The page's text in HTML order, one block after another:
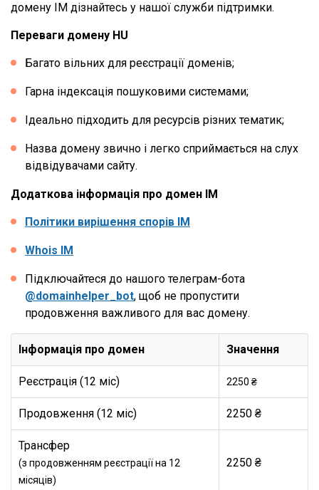
домену IM дізнайтесь у нашої служби підтримки.
Переваги домену HU
Багато вільних для реєстрації доменів;
Гарна індексація пошуковими системами;
Ідеально підходить для ресурсів різних тематик;
Назва домену звично і легко сприймається на слух
відвідувачами сайту.
Додаткова інформація про домен IM
Політики вирішення спорів IM
Whois IM
Підключайтеся до нашого телеграм-бота
@domainhelper_bot, щоб не пропустити
продовження важливого для вас домену.
Інформація про домен Значення
Реєстрація (12 міс) 2250 ₴
Продовження (12 міс) 2250 ₴
Трансфер
(з продовженням реєстрації на 12
місяців)
2250 ₴